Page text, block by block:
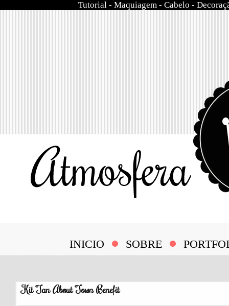
Tutorial- Maquiagem- Cabelo -
INICIO SOBRE
Kit Tan About Town Benefit